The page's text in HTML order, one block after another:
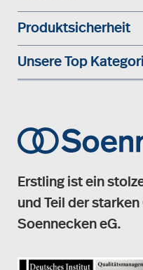
Produktsicherheit
Unsere Top
Erstling ist ein
und Teil der
Soennecken eG.